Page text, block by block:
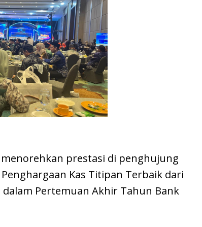
menorehkan prestasi di penghujung
Kas Titipan Terbaik dari
Pertemuan Akhir Tahun Bank